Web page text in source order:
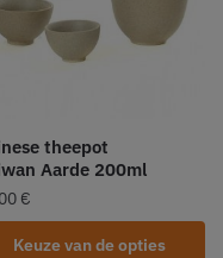
theepot
Aarde 200ml
€
Keuze van de opties